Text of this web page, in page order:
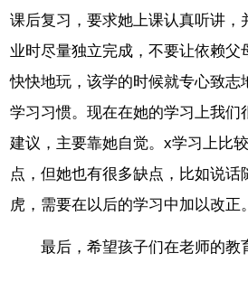
课后复习，要求她上课认真听讲，
业时尽量独立完成，不要让依赖父
快快地玩，该学的时候就专心致志
学习习惯。现在在她的学习上我们
建议，主要靠她自觉。x学习上比
点，但她也有很多缺点，比如说话
虎，需要在以后的学习中加以改正。
最后，希望孩子们在老师的教